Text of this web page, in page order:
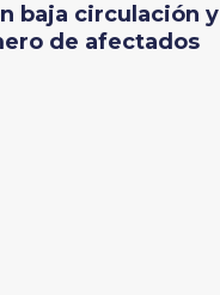
baja circulación y
de afectados